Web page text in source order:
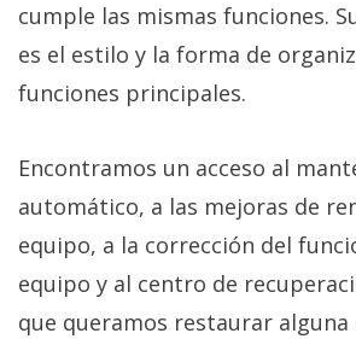
Contacto
/
Sobre
/
Publicidad
Cambiar
opciones
de
cumple las mismas funciones.
es el estilo y la forma de
funciones principales.
Encontramos un acceso al
automático, a las mejoras de
equipo, a la corrección del
equipo y al centro de
que queramos restaurar